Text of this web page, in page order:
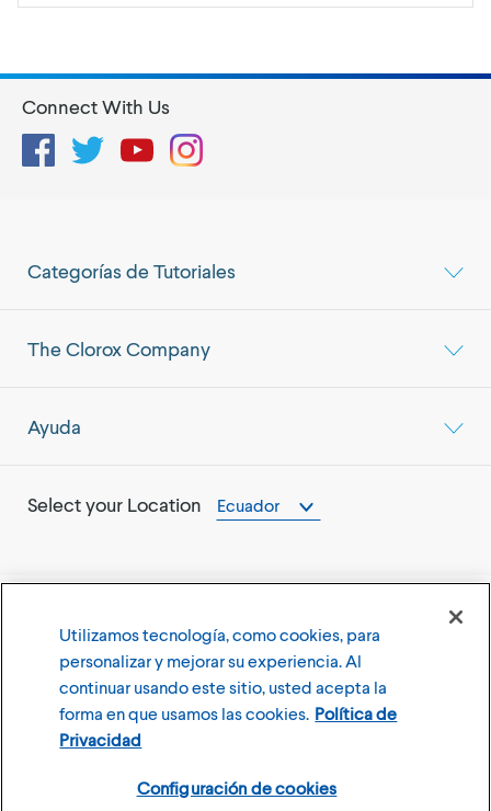
Categorías de Tutoriales
The Clorox Company
Ayuda
Select your Location Ecuador
Connect With Us
FacebookTwitterYouTubeInstagram
Terms of Use Privacy Policy
Configuración de cookies
Utilizamos tecnología, como cookies, para
personalizar y mejorar su experiencia. Al
continuar usando este sitio, usted acepta la
forma en que usamos las cookies. Política de
Privacidad
Configuración de cookies